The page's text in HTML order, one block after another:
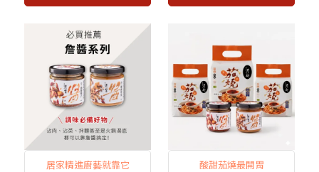
居家精進廚藝就靠它 酸甜茄燒最開胃